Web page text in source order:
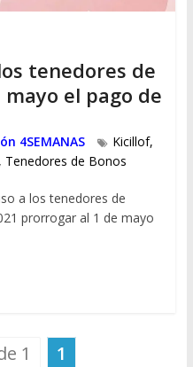
tenedores de
el pago de
4SEMANAS Kicillof,
, Tenedores de Bonos
a los tenedores de
prorrogar al 1 de mayo
1 1